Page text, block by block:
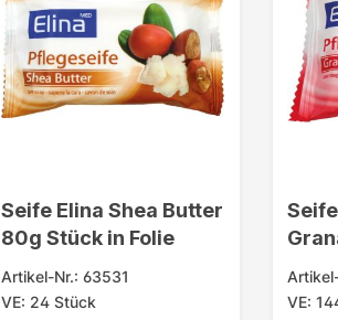
Seife Elina Shea Butter
80g Stück in Folie
Artikel-Nr.: 63531
VE: 24 Stück
in
VE: